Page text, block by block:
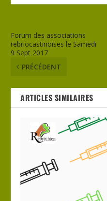
Forum des associations
rebriocastinoises le Samedi
9 Sept 2017
PRÉCÉDENT
ARTICLES SIMILAIRES